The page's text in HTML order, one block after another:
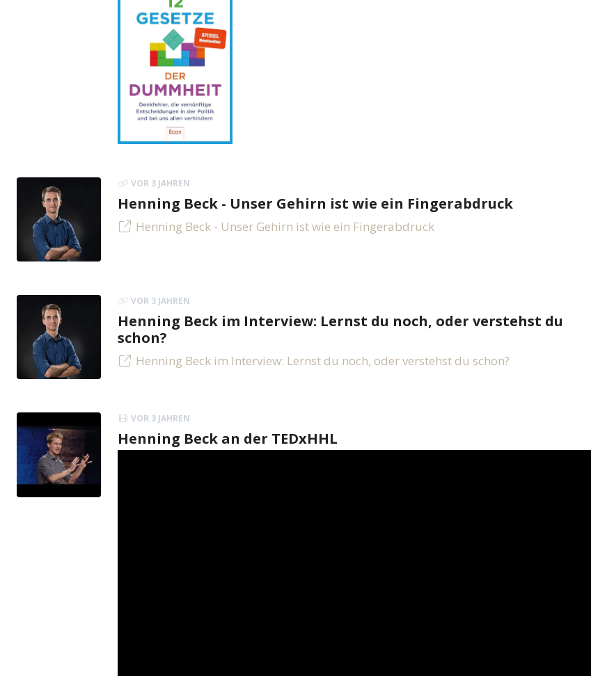
VOR 3 JAHREN
Henning Beck - Unser Gehirn ist wie ein Fingerabdruck
Henning Beck - Unser Gehirn ist wie ein Fingerabdruck
VOR 3 JAHREN
Henning Beck im Interview: Lernst du noch, oder verstehst du
schon?
Henning Beck im Interview: Lernst du noch, oder verstehst du schon?
VOR 3 JAHREN
Henning Beck an der TEDxHHL